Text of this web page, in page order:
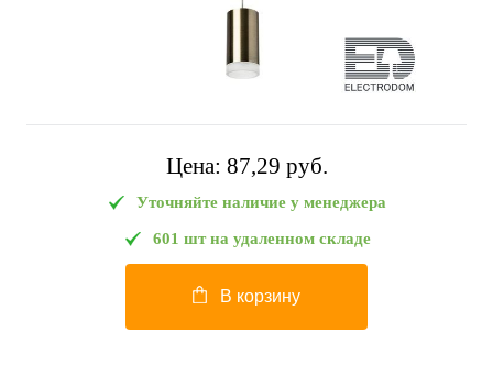
Цена: 87,29 pуб.
Уточняйте наличие у менеджера
601 шт на удаленном складе
В корзину